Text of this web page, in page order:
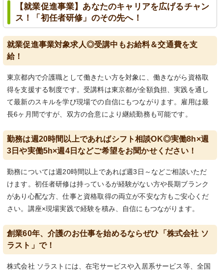
【就業促進事業】あなたのキャリアを広げるチャン
ス！「初任者研修」のその先へ！
就業促進事業対象求人◎受講中もお給料＆交通費を支
給！
東京都内で介護職として働きたい方を対象に、働きながら資格取
得を支援する制度です。受講料は東京都が全額負担、実践を通し
て最新のスキルを学び現場での自信にもつながります。雇用は最
長6ヶ月間ですが、双方の合意により継続勤務も可能です。
勤務は週20時間以上であればシフト相談OK◎実働8h×週
3日や実働5h×週4日などご希望をお聞かせください！
勤務については週20時間以上であれば週3日～などご相談いただ
けます。初任者研修は持っているが経験がない方や長期ブランク
があり心配な方、仕事と資格取得の両立が不安な方もご安心くだ
さい。講座×現場実践で経験を積み、自信にもつながります。
創業60年、介護のお仕事を始めるならぜひ「株式会社 ソ
ラスト」で！
株式会社 ソラストには、在宅サービスや入居系サービス等、全国